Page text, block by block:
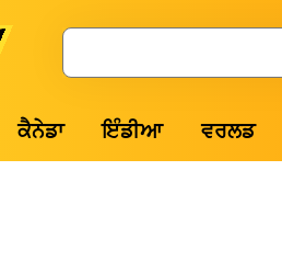
Search
ਕੈਨੇਡਾ ਇੰਡੀਆ ਵਰਲਡ